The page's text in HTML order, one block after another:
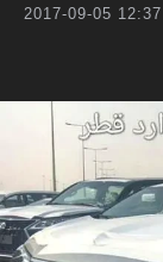
2017-09-05 12:37